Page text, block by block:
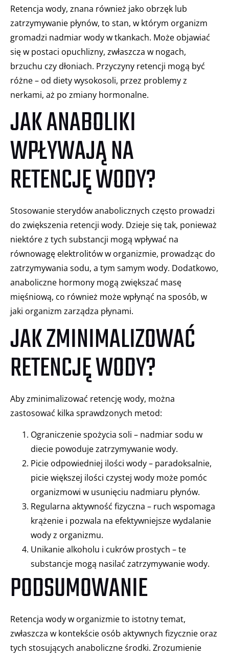
Retencja wody, znana również jako obrzęk lub
zatrzymywanie płynów, to stan, w którym organizm
gromadzi nadmiar wody w tkankach. Może objawiać
się w postaci opuchlizny, zwłaszcza w nogach,
brzuchu czy dłoniach. Przyczyny retencji mogą być
różne – od diety wysokosoli, przez problemy z
nerkami, aż po zmiany hormonalne.
JAK ANABOLIKI
WPŁYWAJĄ NA
RETENCJĘ WODY?
Stosowanie sterydów anabolicznych często prowadzi
do zwiększenia retencji wody. Dzieje się tak, ponieważ
niektóre z tych substancji mogą wpływać na
równowagę elektrolitów w organizmie, prowadząc do
zatrzymywania sodu, a tym samym wody. Dodatkowo,
anaboliczne hormony mogą zwiększać masę
mięśniową, co również może wpłynąć na sposób, w
jaki organizm zarządza płynami.
JAK ZMINIMALIZOWAĆ
RETENCJĘ WODY?
Aby zminimalizować retencję wody, można
zastosować kilka sprawdzonych metod:
Ograniczenie spożycia soli – nadmiar sodu w
diecie powoduje zatrzymywanie wody.
Picie odpowiedniej ilości wody – paradoksalnie,
picie większej ilości czystej wody może pomóc
organizmowi w usunięciu nadmiaru płynów.
Regularna aktywność fizyczna – ruch wspomaga
krążenie i pozwala na efektywniejsze wydalanie
wody z organizmu.
Unikanie alkoholu i cukrów prostych – te
substancje mogą nasilać zatrzymywanie wody.
PODSUMOWANIE
Retencja wody w organizmie to istotny temat,
zwłaszcza w kontekście osób aktywnych fizycznie oraz
tych stosujących anaboliczne środki. Zrozumienie